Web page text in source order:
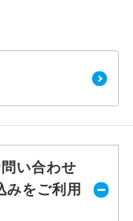
い合わせ
みをご利用